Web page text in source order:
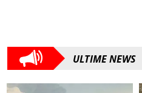
ULTIME NEWS